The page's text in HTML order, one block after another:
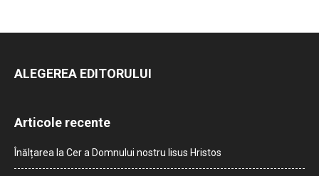
ALEGEREA EDITORULUI
Articole recente
Înălțarea la Cer a Domnului nostru Iisus Hristos